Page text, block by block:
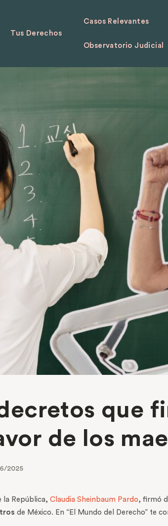
Tus Derechos
Casos Relevantes
Observatorio Judicial
que
de los
2025
la República, Claudia Sheinbaum Pardo, firmó
de México. En “El Mundo del Derecho” te